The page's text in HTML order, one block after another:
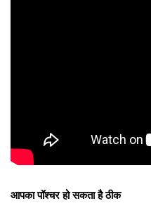
आपका पॉश्चर हो सकता है ठीक